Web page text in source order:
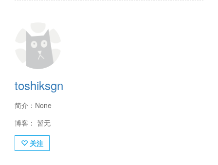
toshiksgn
简介：None
博客： 暂无
关注